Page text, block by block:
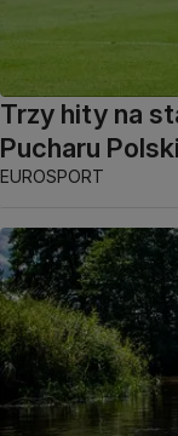
Trzy hity na
Pucharu Polski
EUROSPORT